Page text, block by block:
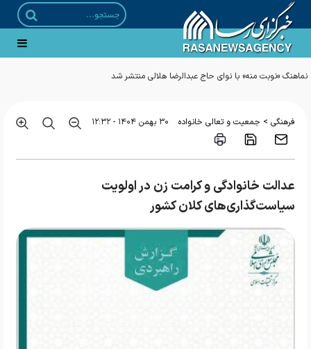
فرهنگی > جمعیت و تعالی خانواده ۳۰ بهمن ۱۴۰۴ - ۱۲:۳۲
عدالت خانوادگی و کرامت زن در اولویت
سیاست‌گذاری‌های کلان کشور